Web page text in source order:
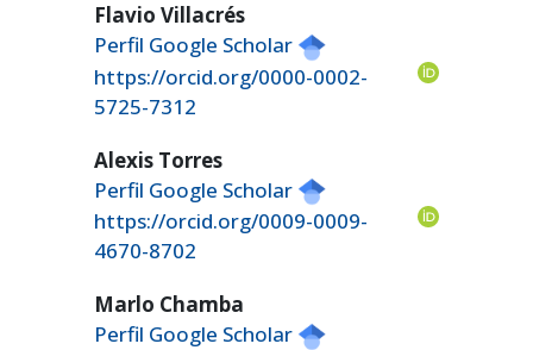
Flavio Villacrés
Perfil Google Scholar
https://orcid.org/0000-0002-
5725-7312
Alexis Torres
Perfil Google Scholar
https://orcid.org/0009-0009-
4670-8702
Marlo Chamba
Perfil Google Scholar